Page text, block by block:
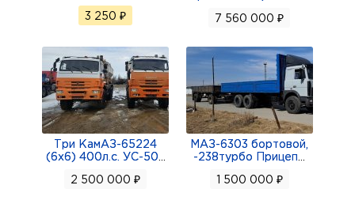
3 250 ₽ 7 560 000 ₽
Три КамАЗ-65224
(6х6) 400л.с. УС-50
2 500 000 ₽
МАЗ-6303 бортовой,
-238турбо Прицеп
1 500 000 ₽